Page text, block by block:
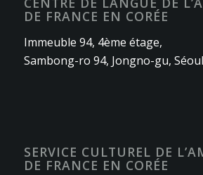
DE FRANCE EN CORÉE
Immeuble 94, 4ème étage,
Sambong-ro 94, Jongno-gu, Séoul
SERVICE CULTUREL DE
DE FRANCE EN CORÉE